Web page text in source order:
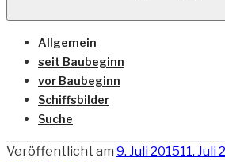
Allgemein
seit Baubeginn
vor Baubeginn
Schiffsbilder
Suche
Veröffentlicht am 9. Juli 201511. Juli